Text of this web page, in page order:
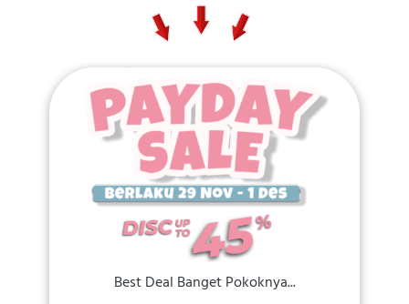
Best Deal Banget Pokoknya...